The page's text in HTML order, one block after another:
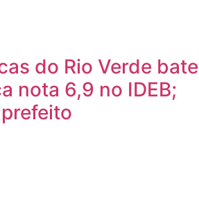
do Rio Verde bate
nota 6,9 no IDEB;